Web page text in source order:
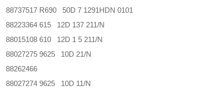
88737517 R690 50D 7 1291HDN 0101
88223364 615 12D 137 211/N
88015108 610 12D 1 5 211/N
88027275 9625 10D 21/N
88262466
88027274 9625 10D 11/N